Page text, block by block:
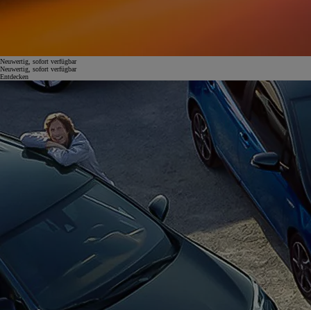
Neuwertig, sofort verfügbar
Neuwertig, sofort verfügbar
Entdecken